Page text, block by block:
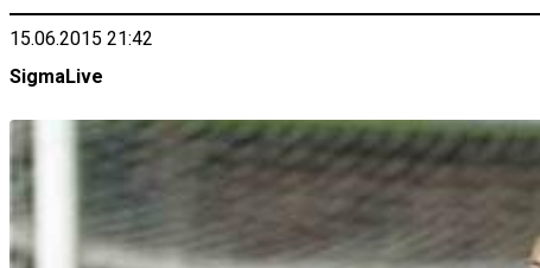
15.06.2015 21:42
SigmaLive